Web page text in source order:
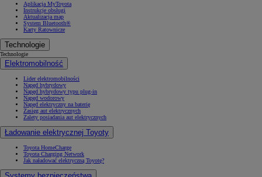
Aplikacja MyToyota
Instrukcje obsługi
Aktualizacja map
System Bluetooth®
Karty Ratownicze
Technologie
Technologie
Elektromobilność
Lider elektromobilności
Napęd hybrydowy
Napęd hybrydowy typu plug-in
Napęd wodorowy
Napęd elektryczny na baterię
Zasięg aut elektrycznych
Zalety posiadania aut elektrycznych
Ładowanie elektrycznej Toyoty
Toyota HomeCharge
Toyota Charging Network
Jak naładować elektryczną Toyotę?